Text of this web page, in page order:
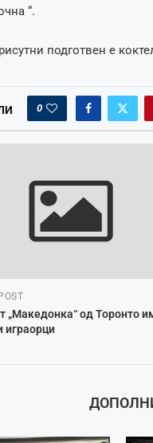
“.
подготвен е
0
„Македонка“ од Торонто
играорци